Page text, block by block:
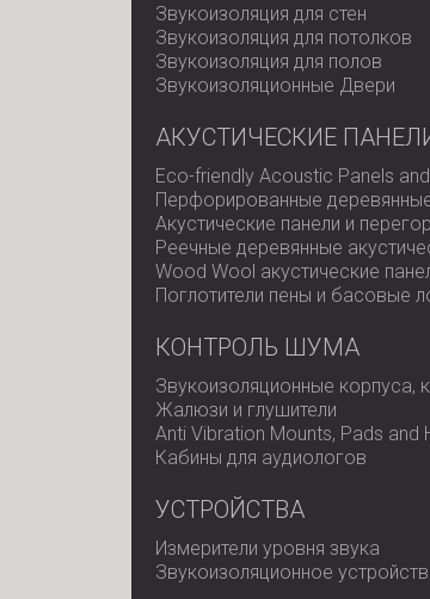
Звукоизоляция для стен
Звукоизоляция для потолков
Звукоизоляция для полов
Звукоизоляционные Двери
АКУСТИЧЕСКИЕ
Eco-friendly Acoustic Panels
Перфорированные
Акустические панели и
Реечные деревянные
Wood Wool акустические
Поглотители пены и басовые
КОНТРОЛЬ ШУМА
Звукоизоляционные корпуса,
Жалюзи и глушители
Anti Vibration Mounts, Pads and
Кабины для аудиологов
УСТРОЙСТВА
Измерители уровня звука
Звукоизоляционное